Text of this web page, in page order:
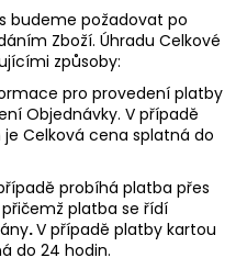
budeme požadovat po
Zboží. Úhradu Celkové
způsoby:
pro provedení platby
Objednávky. V případě
Celková cena splatná do
probíhá platba přes
přičemž platba se řídí
.V případě platby kartou
do 24 hodin.